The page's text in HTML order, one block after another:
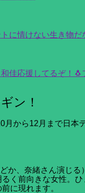
に情けない生き物
佳応援してるぞ！
ン！
月から12月まで日本
か、奈緒さん演じ
く前向きな女性。
に現れます。